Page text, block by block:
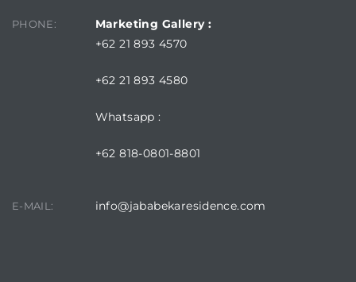
PHONE:
Marketing Gallery :
+62 21 893 4570
+62 21 893 4580
Whatsapp :
+62 818-0801-8801
E-MAIL: info@jababekaresidence.com